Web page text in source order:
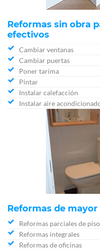
Reformas sin obra
efectivos
Cambiar ventanas
Cambiar puertas
Poner tarima
Pintar
Instalar calefacción
Instalar aire
Reformas de
Reformas parciales de
Reformas integrales
Reformas de oficinas